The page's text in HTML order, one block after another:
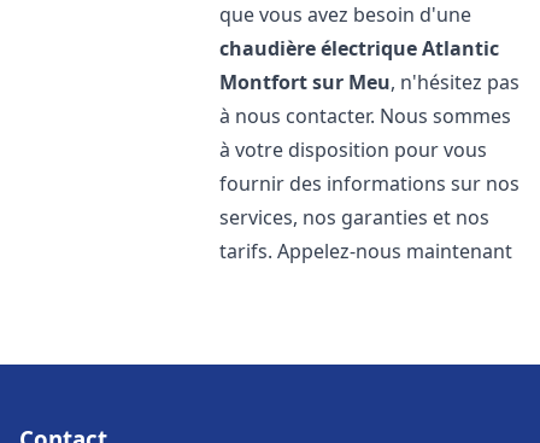
que vous avez besoin d'une
chaudière électrique Atlantic
Montfort sur Meu, n'hésitez pas
à nous contacter. Nous sommes
à votre disposition pour vous
fournir des informations sur nos
services, nos garanties et nos
tarifs. Appelez-nous maintenant